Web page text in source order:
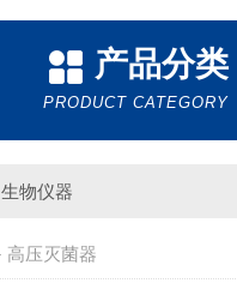
产品分类
PRODUCT CATEGORY
生物仪器
高压灭菌器